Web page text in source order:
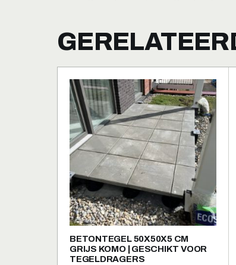
BETONTEGEL 50X50X5 CM
GRIJS KOMO | GESCHIKT VOOR
TEGELDRAGERS